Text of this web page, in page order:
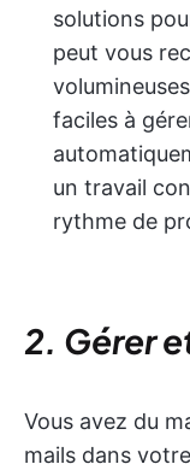
solutions
peut vous
faciles à
un travail
rythme de
2. Gérer
Vous avez du
mails dans